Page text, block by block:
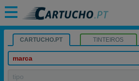
CARTUCHO.PT TINTEIROS
marca
tipo